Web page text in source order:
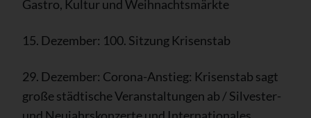
Gastro, Kultur und Weihnachtsmärkte
15. Dezember: 100. Sitzung Krisenstab
29. Dezember: Corona-Anstieg: Krisenstab sagt
große städtische Veranstaltungen ab / Silvester-